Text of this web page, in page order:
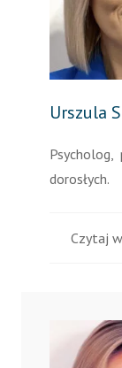
Urszula
Psycholog,
dorosłych.
Czytaj